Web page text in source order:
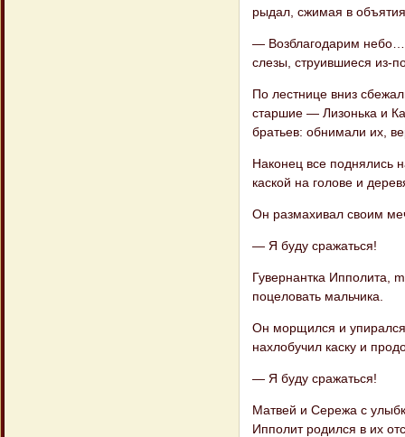
рыдал, сжимая в
— Возблагодарим небо…
слезы, струившиеся из-
По лестнице вниз
старшие — Лизонька и
братьев: обнимали их,
Наконец все поднялись
каской на голове и
Он размахивал своим
— Я буду сражаться!
Гувернантка Ипполита,
поцеловать мальчика.
Он морщился и
нахлобучил каску и
— Я буду сражаться!
Матвей и Сережа с
Ипполит родился в их